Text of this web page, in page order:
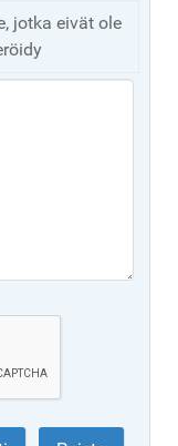
jotka eivät ole